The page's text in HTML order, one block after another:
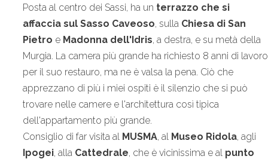
Posta al centro dei Sassi, ha un terrazzo che si
affaccia sul Sasso Caveoso, sulla Chiesa di San
Pietro e Madonna dell'Idris, a destra, e su metà della
Murgia. La camera più grande ha richiesto 8 anni di lavoro
per il suo restauro, ma ne è valsa la pena. Ciò che
apprezzano di più i miei ospiti è il silenzio che si può
trovare nelle camere e l'architettura così tipica
dell'appartamento più grande.
Consiglio di far visita al MUSMA, al Museo Ridola, agli
Ipogei, alla Cattedrale, che è vicinissima e al punto